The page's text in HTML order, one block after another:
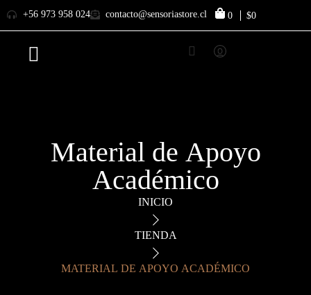
+56 973 958 024 contacto@sensoriastore.cl 0 $0
Material de Apoyo
Académico
INICIO
TIENDA
MATERIAL DE APOYO ACADÉMICO